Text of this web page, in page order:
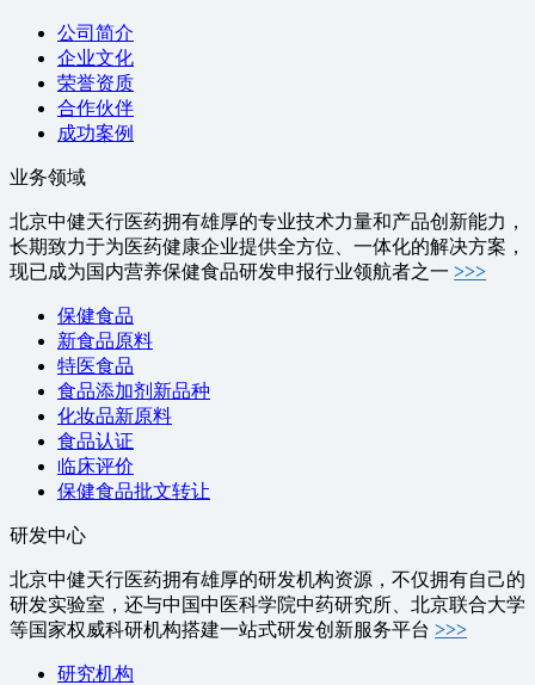
公司简介
企业文化
荣誉资质
合作伙伴
成功案例
业务领域
北京中健天行医药拥有雄厚的专业技术力量和产品创新能力，
长期致力于为医药健康企业提供全方位、一体化的解决方案，
现已成为国内营养保健食品研发申报行业领航者之一 >>>
保健食品
新食品原料
特医食品
食品添加剂新品种
化妆品新原料
食品认证
临床评价
保健食品批文转让
研发中心
北京中健天行医药拥有雄厚的研发机构资源，不仅拥有自己的
研发实验室，还与中国中医科学院中药研究所、北京联合大学
等国家权威科研机构搭建一站式研发创新服务平台 >>>
研究机构